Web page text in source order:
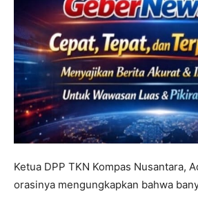
Ketua DPP TKN Kompas Nusantara,
orasinya mengungkapkan bahwa